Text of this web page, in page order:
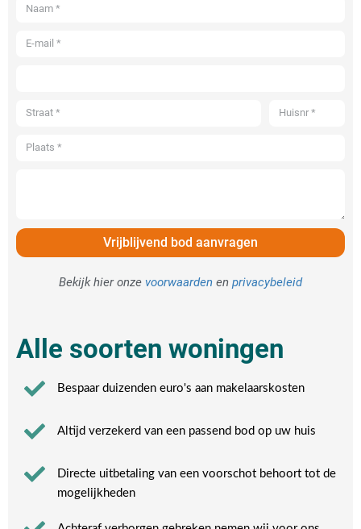
Vrijblijvend bod aanvragen
Bekijk hier onze voorwaarden en privacybeleid
Alle soorten woningen
Bespaar duizenden euro's aan makelaarskosten
Altijd verzekerd van een passend bod op uw huis
Directe uitbetaling van een voorschot behoort tot de
mogelijkheden